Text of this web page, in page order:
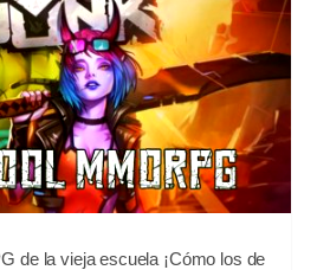
de la vieja escuela ¡Cómo los de